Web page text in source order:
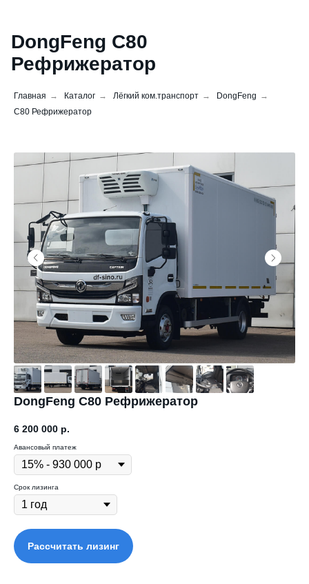
DongFeng С80
Рефрижератор
Главная → Каталог → Лёгкий ком.транспорт → DongFeng →
С80 Рефрижератор
DongFeng С80 Рефрижератор
6 200 000 р.
Авансовый платеж
Срок лизинга
Рассчитать лизинг